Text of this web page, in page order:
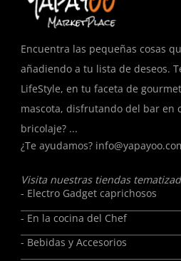
Encuentra las pequeñas cosas
añadiendo a tu lista de deseos.
LifeStyle, en tu faceta de
mascota, disfrutando del bar en
bricolaje? ...
¿Te ayudamos?
Visita nuestras tiendas
- Electro Gadget caprichosos
- En la cocina del Chef
- Bebidas y Accesorios